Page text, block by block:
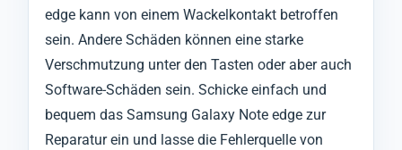
edge kann von einem Wackelkontakt betroffen
sein. Andere Schäden können eine starke
Verschmutzung unter den Tasten oder aber auch
Software-Schäden sein. Schicke einfach und
bequem das Samsung Galaxy Note edge zur
Reparatur ein und lasse die Fehlerquelle von